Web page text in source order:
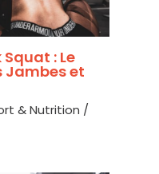
: Le
Jambes et
& Nutrition /